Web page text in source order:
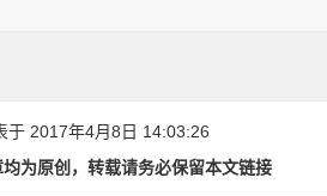
于 2017年4月8日 14:03:26
为原创，转载请务必保留本文链接